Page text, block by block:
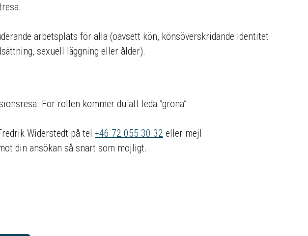
arbetsplats för alla (oavsett kön, könsöverskridande identitet
sexuell läggning eller ålder).
För rollen kommer du att leda ”gröna”
Widerstedt på tel +46 72 055 30 32 eller mejl
din ansökan så snart som möjligt.